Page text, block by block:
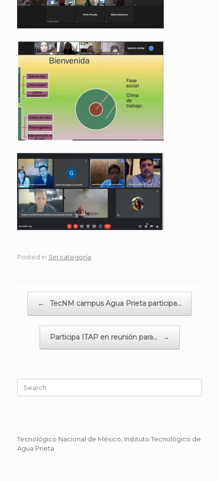
Posted in Sin categoría
← TecNM campus Agua Prieta participa…
Participa ITAP en reunión para… →
for:
Tecnológico Nacional de México, Instituto Tecnológico de
Agua Prieta